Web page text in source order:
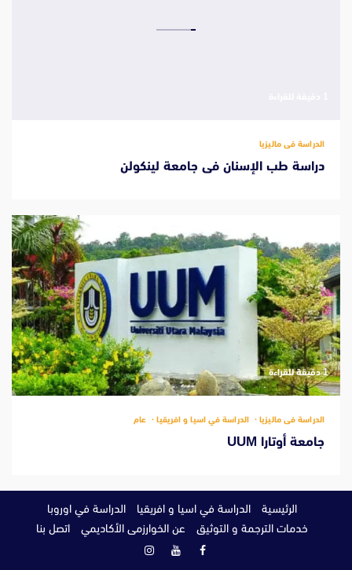
الدراسة فى ماليزيا
دراسة طب الإسنان فى جامعة لينكولن
‫1 دقيقة للقراءة
الدراسة فى ماليزيا الدراسة في اسيا و افريقيا عام
جامعة أوتارا UUM
الرئيسية الدراسة في اسيا و افريقيا
الدراسة في اوروبا
خدمات الترجمة و التوثيق
عن الخوارزمى الأكاديمي اتصل بنا
فيسبوكيوتيوبانستغرام